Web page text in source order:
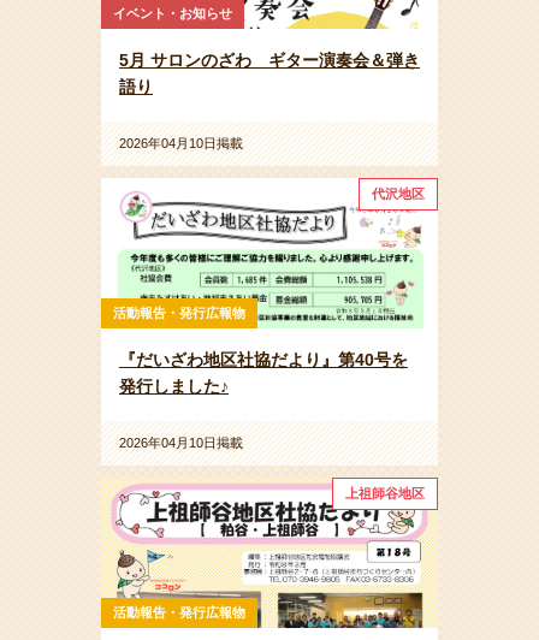
イベント・お知らせ
5月 サロンのざわ ギター演奏会＆弾き
語り
2026年04月10日掲載
代沢地区
活動報告・発行広報物
『だいざわ地区社協だより』第40号を
発行しました♪
2026年04月10日掲載
上祖師谷地区
活動報告・発行広報物